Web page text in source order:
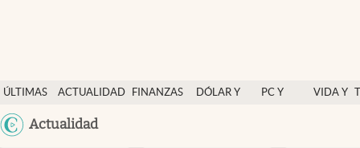
ÚLTIMAS
NOTICIAS
ACTUALIDAD
FINANZAS
DÓLAR Y
PC Y
VIDA Y
Actualidad
Actualidad
Finanzas y economía